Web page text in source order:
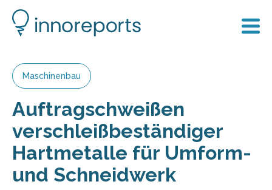
Maschinenbau
Auftragschweißen
verschleißbeständiger
Hartmetalle für Umform-
und Schneidwerk